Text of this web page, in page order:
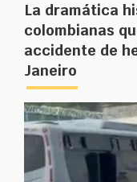
La dramática
colombianas
accidente de
Janeiro